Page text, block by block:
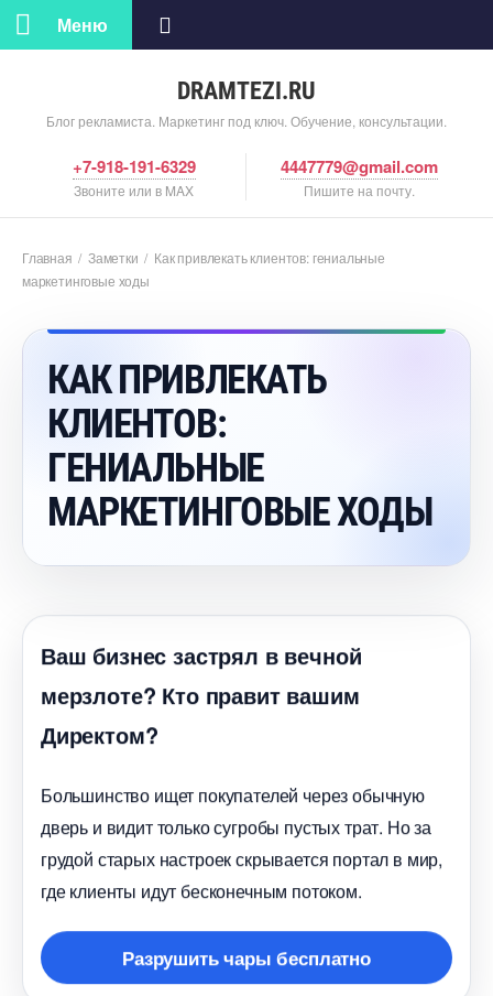
DRAMTEZI.RU
Блог рекламиста. Маркетинг под ключ. Обучение, консультации.
Меню
+7-918-191-6329
Звоните или в MAX
4447779@gmail.com
Пишите на почту.
Главная / Заметки / Как привлекать клиентов: гениальные
маркетинговые ходы
КАК ПРИВЛЕКАТЬ
КЛИЕНТОВ:
ГЕНИАЛЬНЫЕ
МАРКЕТИНГОВЫЕ ХОДЫ
аш бизнес застрял в вечной
мерзлоте? Кто правит вашим
Директом?
Большинство ищет покупателей через обычную
дверь и видит только сугробы пустых трат. Но за
рудой старых настроек скрывается портал в мир,
де клиенты идут бесконечным потоком.
Разрушить чары бесплатно